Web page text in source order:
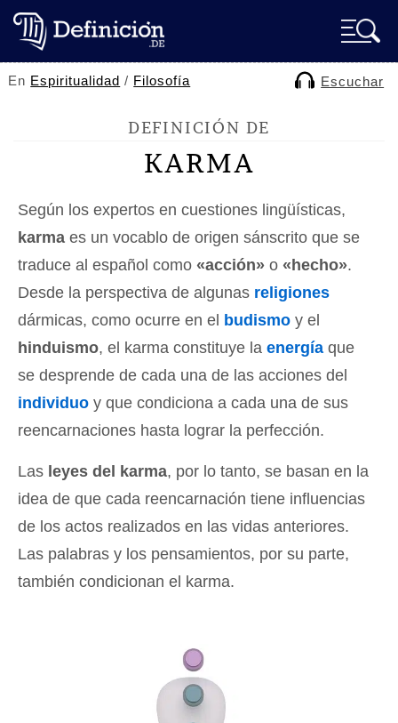
En Espiritualidad / Filosofía Escuchar
DEFINICIÓN DE
KARMA
Según los expertos en cuestiones lingüísticas,
karma es un vocablo de origen sánscrito que se
traduce al español como «acción» o «hecho».
Desde la perspectiva de algunas religiones
dármicas, como ocurre en el budismo y el
hinduismo, el karma constituye la energía que
se desprende de cada una de las acciones del
individuo y que condiciona a cada una de sus
reencarnaciones hasta lograr la perfección.
Las leyes del karma, por lo tanto, se basan en la
idea de que cada reencarnación tiene influencias
de los actos realizados en las vidas anteriores.
Las palabras y los pensamientos, por su parte,
también condicionan el karma.